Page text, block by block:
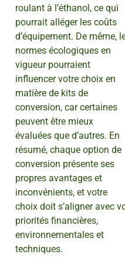
roulant à l’éthanol, ce qui
pourrait alléger les coûts
d’équipement. De même,
normes écologiques en
vigueur pourraient
influencer votre choix en
matière de kits de
conversion, car certaines
peuvent être mieux
évaluées que d’autres. En
résumé, chaque option de
conversion présente ses
propres avantages et
inconvénients, et votre
choix doit s’aligner avec
priorités financières,
environnementales et
techniques.